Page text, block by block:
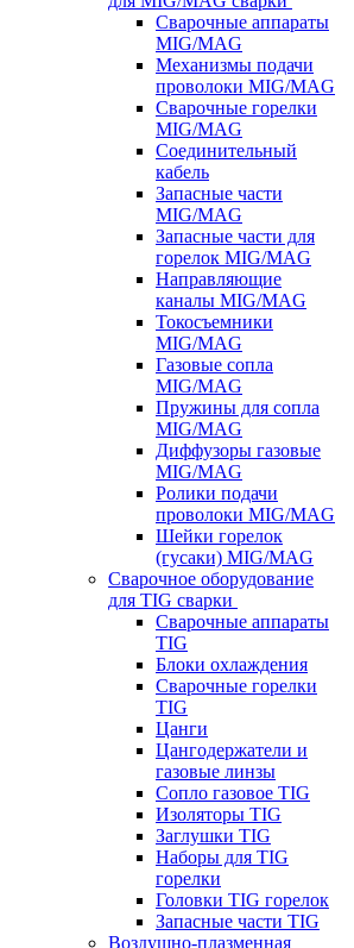
Сварочные аппараты
MIG/MAG
Механизмы подачи
проволоки MIG/MAG
Сварочные горелки
MIG/MAG
Соединительный
кабель
Запасные части
MIG/MAG
Запасные части для
горелок MIG/MAG
Направляющие
каналы MIG/MAG
Токосъемники
MIG/MAG
Газовые сопла
MIG/MAG
Пружины для сопла
MIG/MAG
Диффузоры газовые
MIG/MAG
Ролики подачи
проволоки MIG/MAG
Шейки горелок
(гусаки) MIG/MAG
Сварочное оборудование
для TIG сварки
Сварочные аппараты
TIG
Блоки охлаждения
Сварочные горелки
TIG
Цанги
Цангодержатели и
газовые линзы
Сопло газовое TIG
Изоляторы TIG
Заглушки TIG
Наборы для TIG
горелки
Головки TIG горелок
Запасные части TIG
Воздушно-плазменная